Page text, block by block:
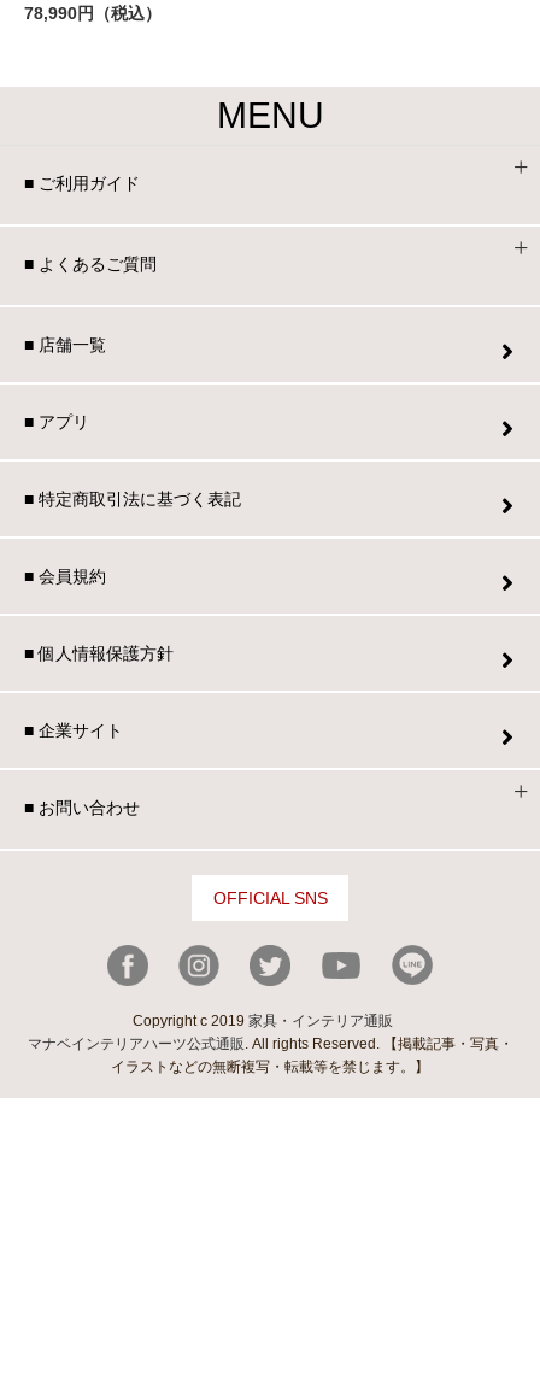
78,990円（税込）
MENU
■ ご利用ガイド
■ よくあるご質問
■ 店舗一覧
■ アプリ
■ 特定商取引法に基づく表記
■ 会員規約
■ 個人情報保護方針
■ 企業サイト
■ お問い合わせ
OFFICIAL SNS
Copyright c 2019 家具・インテリア通販
マナベインテリアハーツ公式通販 . All rights Reserved. 【掲載記事・写真・
イラストなどの無断複写・転載等を禁じます。】